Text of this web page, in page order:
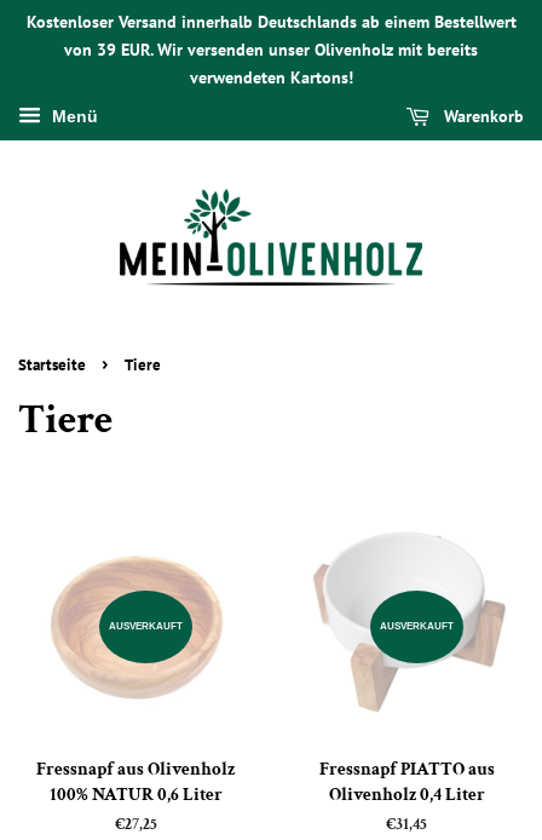
Kostenloser Versand innerhalb Deutschlands ab einem Bestellwert
von 39 EUR. Wir versenden unser Olivenholz mit bereits
verwendeten Kartons!
Menü Warenkorb
Startseite › Tiere
Tiere
AUSVERKAUFT
Fressnapf aus Olivenholz
100% NATUR 0,6 Liter
Normaler
€27,25
AUSVERKAUFT
Fressnapf PIATTO aus
Olivenholz 0,4 Liter
Normaler
€31,45